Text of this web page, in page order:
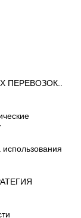
ПЕРЕВОЗОК..